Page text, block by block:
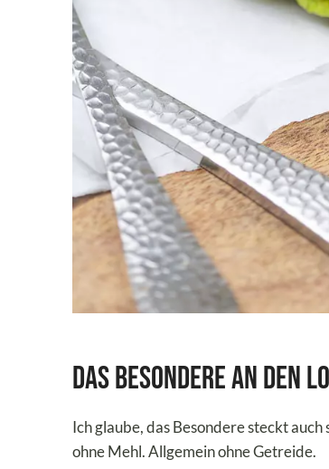
Das Besondere an den
Ich glaube, das Besondere steckt
ohne Mehl. Allgemein ohne Getreide.